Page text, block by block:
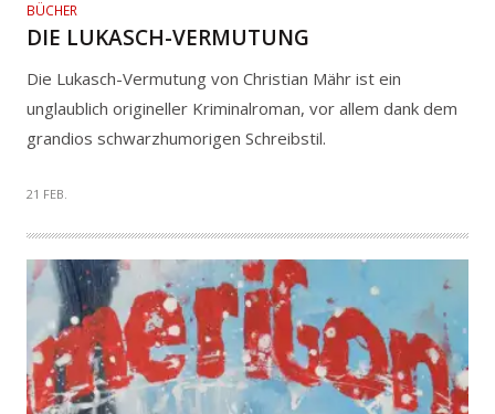
BÜCHER
DIE LUKASCH-VERMUTUNG
Die Lukasch-Vermutung von Christian Mähr ist ein
unglaublich origineller Kriminalroman, vor allem dank dem
grandios schwarzhumorigen Schreibstil.
21 FEB.